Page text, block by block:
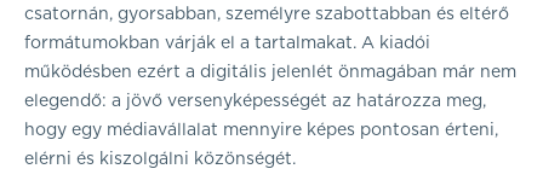
csatornán, gyorsabban, személyre szabottabban és eltérő
formátumokban várják el a tartalmakat. A kiadói
működésben ezért a digitális jelenlét önmagában már nem
elegendő: a jövő versenyképességét az határozza meg,
hogy egy médiavállalat mennyire képes pontosan érteni,
elérni és kiszolgálni közönségét.